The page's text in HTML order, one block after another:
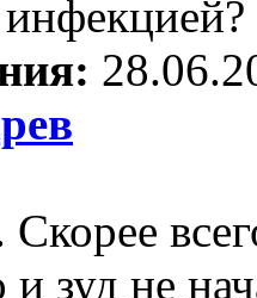
Скорее
и зуд не